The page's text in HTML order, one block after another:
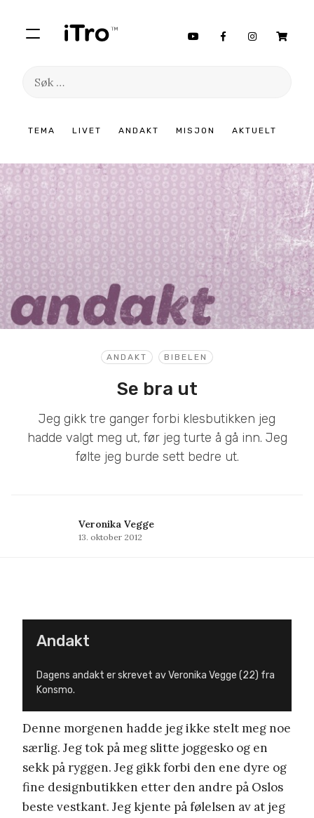
TEMA LIVET ANDAKT MISJON AKTUELT
Søk
innhold
ANDAKT BIBELEN
Se bra ut
Jeg gikk tre ganger forbi klesbutikken jeg
hadde valgt meg ut, før jeg turte å gå inn. Jeg
følte jeg burde sett bedre ut.
Veronika Vegge
13. oktober 2012
Andakt
Dagens andakt er skrevet av Veronika Vegge (22) fra
Konsmo.
Denne morgenen hadde jeg ikke stelt meg noe
særlig. Jeg tok på meg slitte joggesko og en
sekk på ryggen. Jeg gikk forbi den ene dyre og
fine designbutikken etter den andre på Oslos
beste vestkant. Jeg kjente på følelsen av at jeg